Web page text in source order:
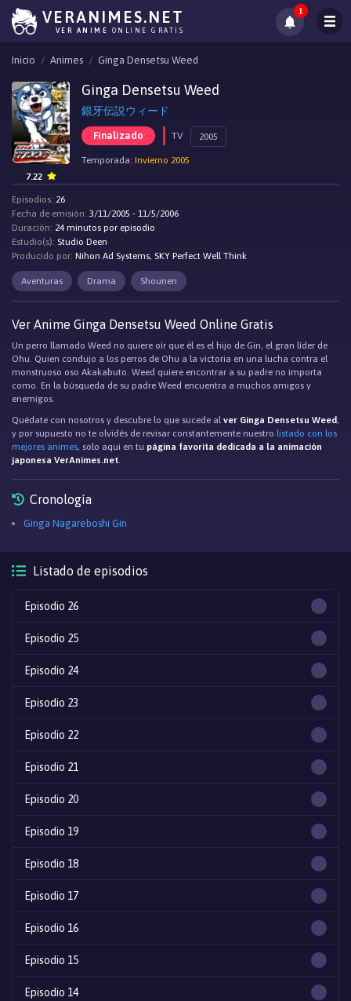
VERANIMES.NET
VER ANIME ONLINE GRATIS
1
Inicio Animes Ginga Densetsu Weed
Ginga Densetsu Weed
銀牙伝説ウィード
Finalizado TV 2005
Temporada: Invierno 2005
7.22
Episodios: 26
Fecha de emisión: 3/11/2005 - 11/5/2006
Duración: 24 minutos por episodio
Estudio(s): Studio Deen
Producido por: Nihon Ad Systems, SKY Perfect Well Think
Aventuras Drama Shounen
Ver Anime Ginga Densetsu Weed Online Gratis
Un perro llamado Weed no quiere oír que él es el hijo de Gin, el gran líder de
Ohu. Quien condujo a los perros de Ohu a la victoria en una lucha contra el
monstruoso oso Akakabuto. Weed quiere encontrar a su padre no importa
como. En la búsqueda de su padre Weed encuentra a muchos amigos y
enemigos.
Quédate con nosotros y descubre lo que sucede alver Ginga Densetsu Weed,
y por supuesto no te olvidés de revisar constantemente nuestro listado con los
mejores animes, solo aqui en tu página favorita dedicada a la animación
japonesa VerAnimes.net.
Cronología
Ginga Nagareboshi Gin
Listado de episodios
Episodio 26
Episodio 25
Episodio 24
Episodio 23
Episodio 22
Episodio 21
Episodio 20
Episodio 19
Episodio 18
Episodio 17
Episodio 16
Episodio 15
Episodio 14